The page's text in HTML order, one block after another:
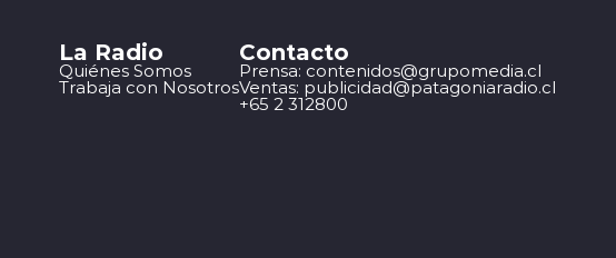
La Radio
Quiénes Somos
Trabaja con Nosotros
Contacto
Prensa: contenidos@grupomedia.cl
Ventas: publicidad@patagoniaradio.cl
+65 2 312800